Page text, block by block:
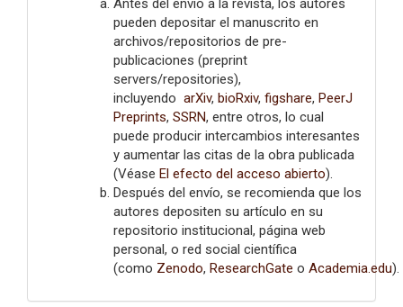
Antes del envío a la revista, los autores
pueden depositar el manuscrito en
archivos/repositorios de pre-
publicaciones (preprint
servers/repositories),
incluyendo arXiv, bioRxiv, figshare, PeerJ
Preprints, SSRN, entre otros, lo cual
puede producir intercambios interesantes
y aumentar las citas de la obra publicada
(Véase El efecto del acceso abierto).
Después del envío, se recomienda que los
autores depositen su artículo en su
repositorio institucional, página web
personal, o red social científica
(como Zenodo, ResearchGate o Academia.edu).